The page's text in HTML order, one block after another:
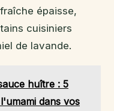
épaisse,
cuisiniers
de lavande.
huître : 5
dans vos